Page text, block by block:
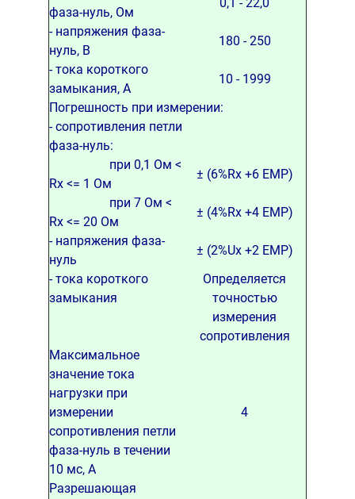
фаза-нуль, Ом
- напряжения фаза-
нуль, В
180 - 250
- тока короткого
замыкания, А
10 - 1999
Погрешность при измерении:
- сопротивления петли
фаза-нуль:
при 0,1 Ом <
Rx <= 1 Ом
± (6%Rx +6 ЕМР)
при 7 Ом <
Rx <= 20 Ом
± (4%Rx +4 ЕМР)
- напряжения фаза-
нуль
± (2%Ux +2 ЕМР)
- тока короткого
замыкания
Определяется
точностью
измерения
сопротивления
Максимальное
значение тока
нагрузки при
измерении
сопротивления петли
фаза-нуль в течении
10 мс, А
4
Разрешающая